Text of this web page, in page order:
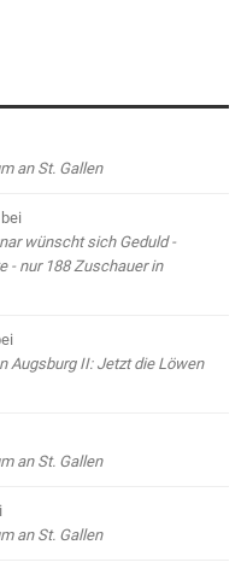
an St. Gallen
bei
wünscht sich Geduld -
- nur 188 Zuschauer in
Augsburg II: Jetzt die Löwen
an St. Gallen
an St. Gallen